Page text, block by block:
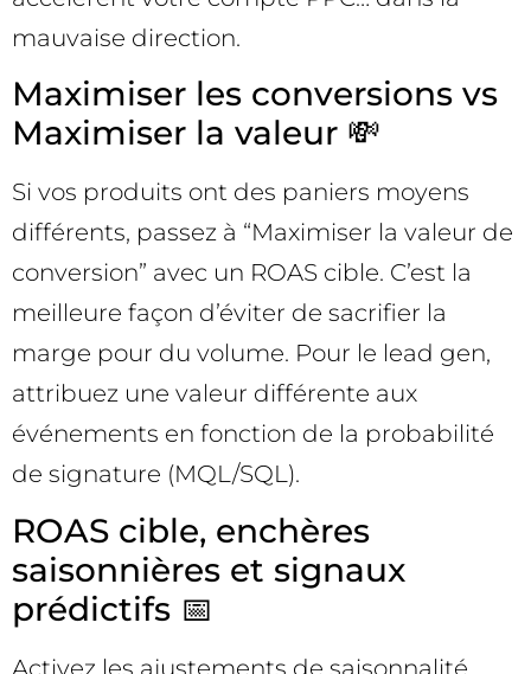
mauvaise direction.
Maximiser les conversions vs
Maximiser la valeur 💸
Si vos produits ont des paniers moyens
différents, passez à “Maximiser la valeur de
conversion” avec un ROAS cible. C’est la
meilleure façon d’éviter de sacrifier la
marge pour du volume. Pour le lead gen,
attribuez une valeur différente aux
événements en fonction de la probabilité
de signature (MQL/SQL).
ROAS cible, enchères
saisonnières et signaux
prédictifs 📅
Activez les ajustements de saisonnalité